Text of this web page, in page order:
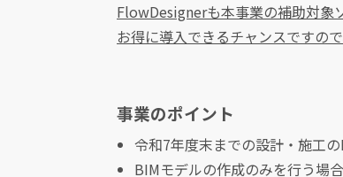
FlowDesignerも本事業の補助対象
お得に導入できるチャンスですの
事業のポイント
令和7年度末までの設計・施工
BIMモデルの作成のみを行う場